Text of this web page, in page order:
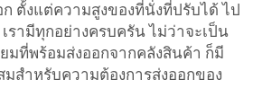
ตั้งแต่ความสูงของที่นั่งที่ปรับได้ ไป
รามีทุกอย่างครบครัน ไม่ว่าจะเป็น
มที่พร้อมส่งออกจากคลังสินค้า ก็มี
สำหรับความต้องการส่งออกของ